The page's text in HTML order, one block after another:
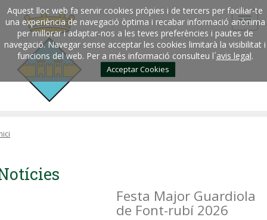
Aquest lloc web fa servir cookies pròpies i de tercers per faciliar-te
una experiència de navegació òptima i recabar informació anònima
per millorar i adaptar-nos a les teves preferències i pautes de
navegació. Navegar sense acceptar les cookies limitarà la visibilitat i
funcions del web. Per a més informació consulteu l´avis legal.
Acceptar Cookies
Festa Major Guardiola
de Font-rubí 2026